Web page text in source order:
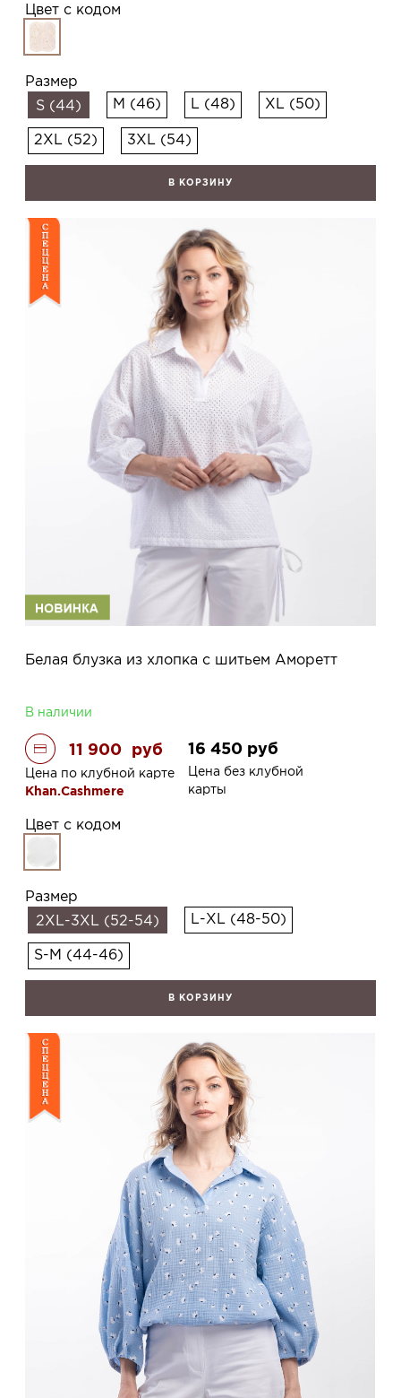
Цвет с кодом
Размер
S (44)
M (46) L (48) XL (50)
2XL (52) 3XL (54)
В КОРЗИНУ
Белая блузка из хлопка с шитьем Аморетт
В наличии
11 900 руб
Цена по клубной карте
Khan.Cashmere
16 450 руб
Цена без клубной
карты
Цвет с кодом
Размер
2XL-3XL (52-54)
L-XL (48-50)
S-M (44-46)
В КОРЗИНУ